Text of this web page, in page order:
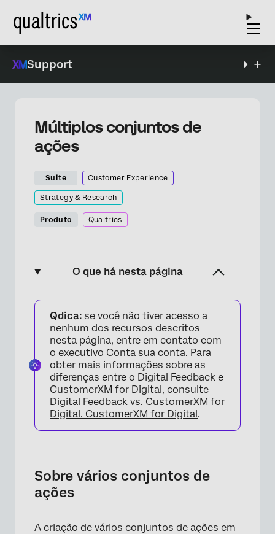
Support
Múltiplos conjuntos de
ações
Suite Customer Experience
Strategy & Research
Produto Qualtrics
O que há nesta página
Sobre vários conjuntos de ações
Criação de vários conjuntos de ações
Ordem de avaliação do conjunto de ações
Combinação de várias interceptações
Direcionamento para diferentes usuários
Perguntas frequentes
Qdica: se você não tiver acesso a
nenhum dos recursos descritos
nesta página, entre em contato com
o executivo Conta sua conta. Para
obter mais informações sobre as
diferenças entre o Digital Feedback e
CustomerXM for Digital, consulte
Digital Feedback vs. CustomerXM for
Digital. CustomerXM for Digital.
Sobre vários conjuntos de
ações
A criação de vários conjuntos de ações em